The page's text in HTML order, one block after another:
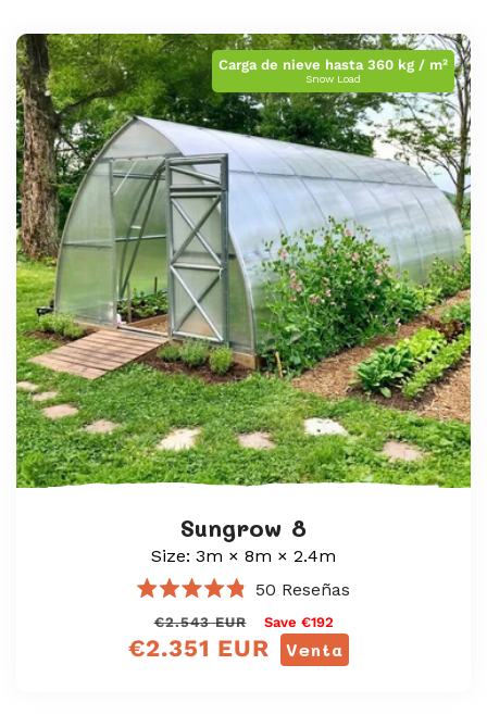
Carga de nieve hasta 360 kg / m²
Snow Load
Sungrow 8
Size: 3m × 8m × 2.4m
4.8
de
5
50 Reseñas
Precio
regular
€2.543 EUR Save €192
Venta
<tc>Precio
de
oferta</tc>
€2.351 EUR